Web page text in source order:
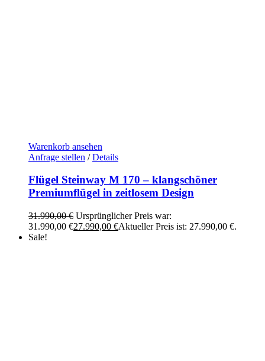
Warenkorb ansehen
Anfrage stellen / Details
Flügel Steinway M 170 – klangschöner
Premiumflügel in zeitlosem Design
31.990,00€ Ursprünglicher Preis war:
31.990,00 €27.990,00 €Aktueller Preis ist: 27.990,00 €.
Sale!